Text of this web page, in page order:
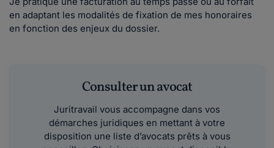
en adaptant les modalités de fixation de mes honoraires
en fonction des enjeux du dossier.
Consulter un avocat
Juritravail vous accompagne dans vos
démarches juridiques en mettant à votre
disposition une liste d’avocats prêts à vous